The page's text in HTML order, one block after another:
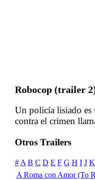
Robocop (trailer
Un policía lisiado es
contra el crimen
Otros Trailers
# A B C D E F G H I J K
A Roma con Amor (To